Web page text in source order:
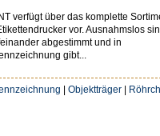
verfügt über das komplette
vor. Ausnahmslos
abgestimmt und in
gibt...
| Objektträger |